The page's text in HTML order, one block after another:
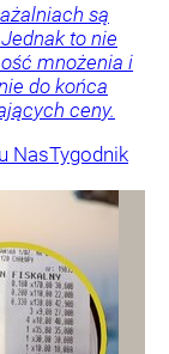
są
to nie
mnożenia i
do końca
ceny.
NasTygodnik